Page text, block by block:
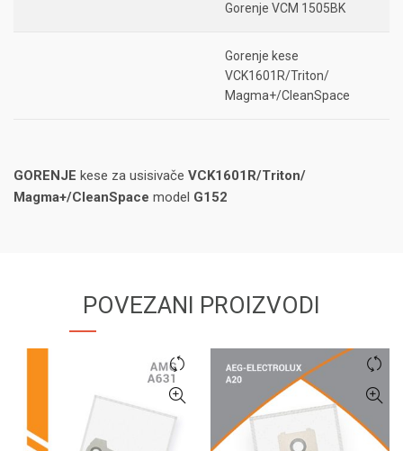
Gorenje VCM 1505BK
Gorenje kese
VCK1601R/Triton/
Magma+/CleanSpace
GORENJE kese za usisivače VCK1601R/Triton/
Magma+/CleanSpace model G152
POVEZANI PROIZVODI